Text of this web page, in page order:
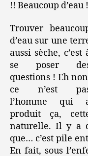
!! Beaucoup d’eau !
Trouver
d’eau sur une
aussi sèche, c’est
se poser
questions ! Eh
ce n’est
l’homme qui
produit ça,
naturelle. Il y a
que… c’est pile
En fait, sous